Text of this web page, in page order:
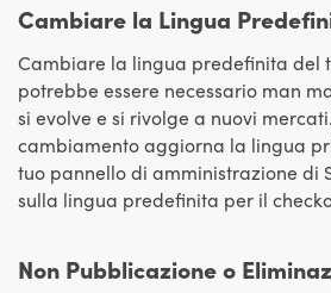
Cambiare la Lingua
Cambiare la lingua predefinita del
potrebbe essere necessario man
si evolve e si rivolge a nuovi
cambiamento aggiorna la lingua
tuo pannello di amministrazione di
sulla lingua predefinita per il
Non Pubblicazione o